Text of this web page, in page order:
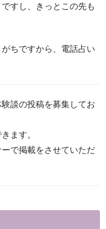
すし、きっとこの先も
ちですから、電話占い
談の投稿を募集してお
ます。
で掲載をさせていただ